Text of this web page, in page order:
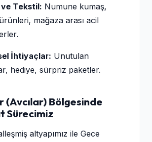
Tekstil: Numune kumaş,
mağaza arası acil
İhtiyaçlar: Unutulan
hediye, sürpriz paketler.
(Avcılar) Bölgesinde
Sürecimiz
altyapımız ile Gece